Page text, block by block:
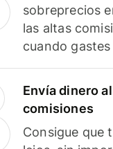
sobreprecios
las altas
cuando
Envía dinero
comisiones
Consigue que